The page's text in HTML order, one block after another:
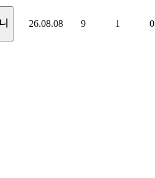
26.08.08 9 1 0